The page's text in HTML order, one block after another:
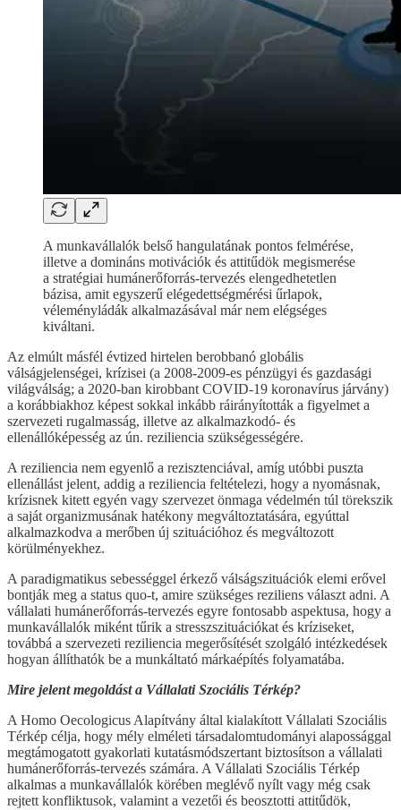
A munkavállalók belső hangulatának pontos felmérése,
illetve a domináns motivációk és attitűdök megismerése
a stratégiai humánerőforrás-tervezés elengedhetetlen
bázisa, amit egyszerű elégedettségmérési űrlapok,
véleményládák alkalmazásával már nem elégséges
kiváltani.
Az elmúlt másfél évtized hirtelen berobbanó globális
válságjelenségei, krízisei (a 2008-2009-es pénzügyi és gazdasági
világválság; a 2020-ban kirobbant COVID-19 koronavírus járvány)
a korábbiakhoz képest sokkal inkább ráirányították a figyelmet a
szervezeti rugalmasság, illetve az alkalmazkodó- és
ellenállóképesség az ún. reziliencia szükségességére.
A reziliencia nem egyenlő a rezisztenciával, amíg utóbbi puszta
ellenállást jelent, addig a reziliencia feltételezi, hogy a nyomásnak,
krízisnek kitett egyén vagy szervezet önmaga védelmén túl törekszik
a saját organizmusának hatékony megváltoztatására, egyúttal
alkalmazkodva a merőben új szituációhoz és megváltozott
körülményekhez.
A paradigmatikus sebességgel érkező válságszituációk elemi erővel
bontják meg a status quo-t, amire szükséges reziliens választ adni. A
vállalati humánerőforrás-tervezés egyre fontosabb aspektusa, hogy a
munkavállalók miként tűrik a stresszszituációkat és kríziseket,
továbbá a szervezeti reziliencia megerősítését szolgáló intézkedések
hogyan állíthatók be a munkáltató márkaépítés folyamatába.
Mire jelent megoldást a Vállalati Szociális Térkép?
A Homo Oecologicus Alapítvány által kialakított Vállalati Szociális
Térkép célja, hogy mély elméleti társadalomtudományi alapossággal
megtámogatott gyakorlati kutatásmódszertant biztosítson a vállalati
humánerőforrás-tervezés számára. A Vállalati Szociális Térkép
alkalmas a munkavállalók körében meglévő nyílt vagy még csak
rejtett konfliktusok, valamint a vezetői és beosztotti attitűdök,